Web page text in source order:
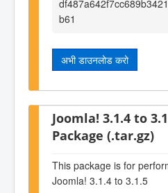
b61
अभी डाउनलोड करो
Joomla! 3.1.4 to
Package (.tar.gz)
This package is for
Joomla! 3.1.4 to 3.1.5